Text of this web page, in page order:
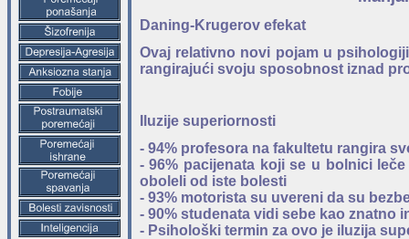
Daning-Krugerov efekat
Ovaj relativno novi pojam u
rangirajući svoju sposobnost iznad
Iluzije superiornosti
- 94% profesora na fakultetu rangira
- 96% pacijenata koji se u bolnici
oboleli od iste bolesti
- 93% motorista su uvereni da su
- 90% studenata vidi sebe kao znatno
- Psihološki termin za ovo je iluzija